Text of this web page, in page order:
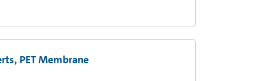
PET Membrane